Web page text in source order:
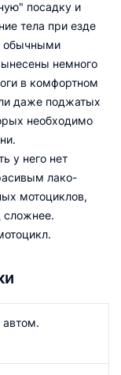
посадку и
тела при езде
обычными
немного
в комфортном
даже поджатых
необходимо
у него нет
лако-
мотоциклов,
сложнее.
автом.